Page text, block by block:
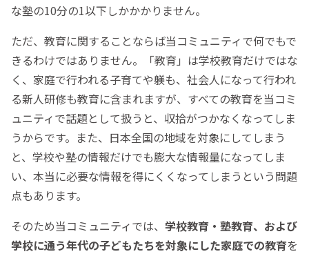
な塾の10分の1以下しかかかりません。
ただ、教育に関することならば当コミュニティで何でもで
きるわけではありません。「教育」は学校教育だけではな
く、家庭で行われる子育てや躾も、社会人になって行われ
る新人研修も教育に含まれますが、すべての教育を当コミ
ュニティで話題として扱うと、収拾がつかなくなってしま
うからです。また、日本全国の地域を対象にしてしまう
と、学校や塾の情報だけでも膨大な情報量になってしま
い、本当に必要な情報を得にくくなってしまうという問題
点もあります。
そのため当コミュニティでは、 学校教育・塾教育、および
学校に通う年代の子どもたちを対象にした家庭での教育を